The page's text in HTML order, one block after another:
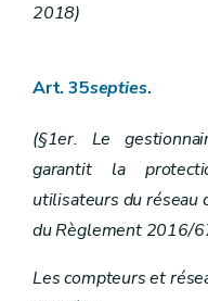
2018)
Art. 35septies.
(§1er. Le
garantit la
utilisateurs du réseau
du Règlement 2016/
Les compteurs et